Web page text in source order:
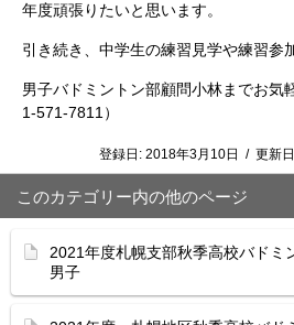
年度頑張りたいと思います。
引き続き、中学生の練習見学や練習参
男子バドミントン部顧問小林までお気
1-571-7811）
登録日: 2018年3月10日 / 更新
このカテゴリー内の他のページ
2021年度札幌支部秋季高校バドミ
男子